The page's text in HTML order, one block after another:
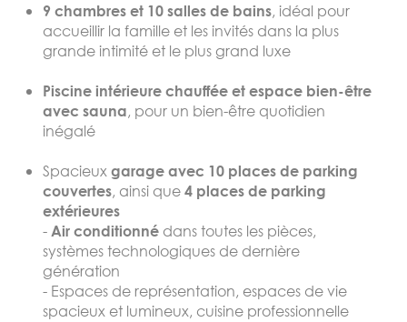
9 chambres et 10 salles de bains, idéal pour
accueillir la famille et les invités dans la plus
grande intimité et le plus grand luxe
Piscine intérieure chauffée et espace bien-être
avec sauna, pour un bien-être quotidien
inégalé
Spacieux garage avec 10 places de parking
couvertes, ainsi que 4 places de parking
extérieures
- Air conditionné dans toutes les pièces,
systèmes technologiques de dernière
génération
- Espaces de représentation, espaces de vie
spacieux et lumineux, cuisine professionnelle